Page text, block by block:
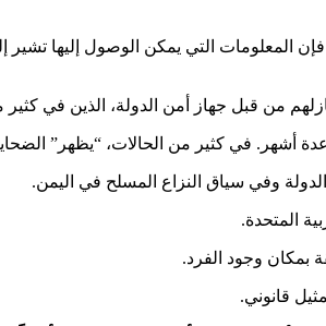
المعلومات التي يمكن الوصول إليها
من قبل جهاز أمن الدولة، الذين في
في كثير من الحالات، “يظهر”
وفي سياق النزاع المسلح في اليمن.
المتحدة.
بمكان وجود الفرد.
قانوني.